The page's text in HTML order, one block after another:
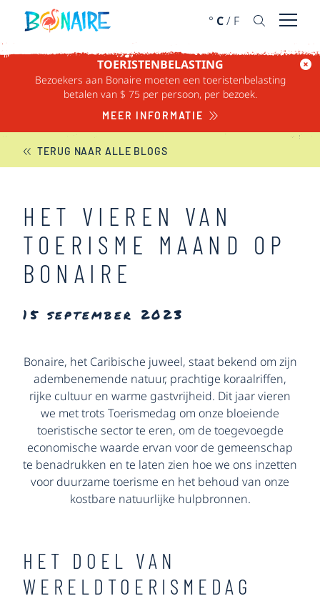
DOORGAAN NAAR ARTIKEL
° C/ F Menu
TOERISTENBELASTING
Bezoekers aan Bonaire moeten een toeristenbelasting
betalen van $ 75 per persoon, per bezoek.
MEER INFORMATIE
BONAIRE NIEUWS
TERUG NAAR ALLE BLOGS
HET VIEREN VAN
TOERISME MAAND OP
BONAIRE
15 september 2023
Bonaire, het Caribische juweel, staat bekend om zijn
adembenemende natuur, prachtige koraalriffen,
rijke cultuur en warme gastvrijheid. Dit jaar vieren
we met trots Toerismedag om onze bloeiende
toeristische sector te eren, om de toegevoegde
economische waarde ervan voor de gemeenschap
te benadrukken en te laten zien hoe we ons inzetten
voor duurzame toerisme en het behoud van onze
kostbare natuurlijke hulpbronnen.
HET DOEL VAN
WERELDTOERISMEDAG